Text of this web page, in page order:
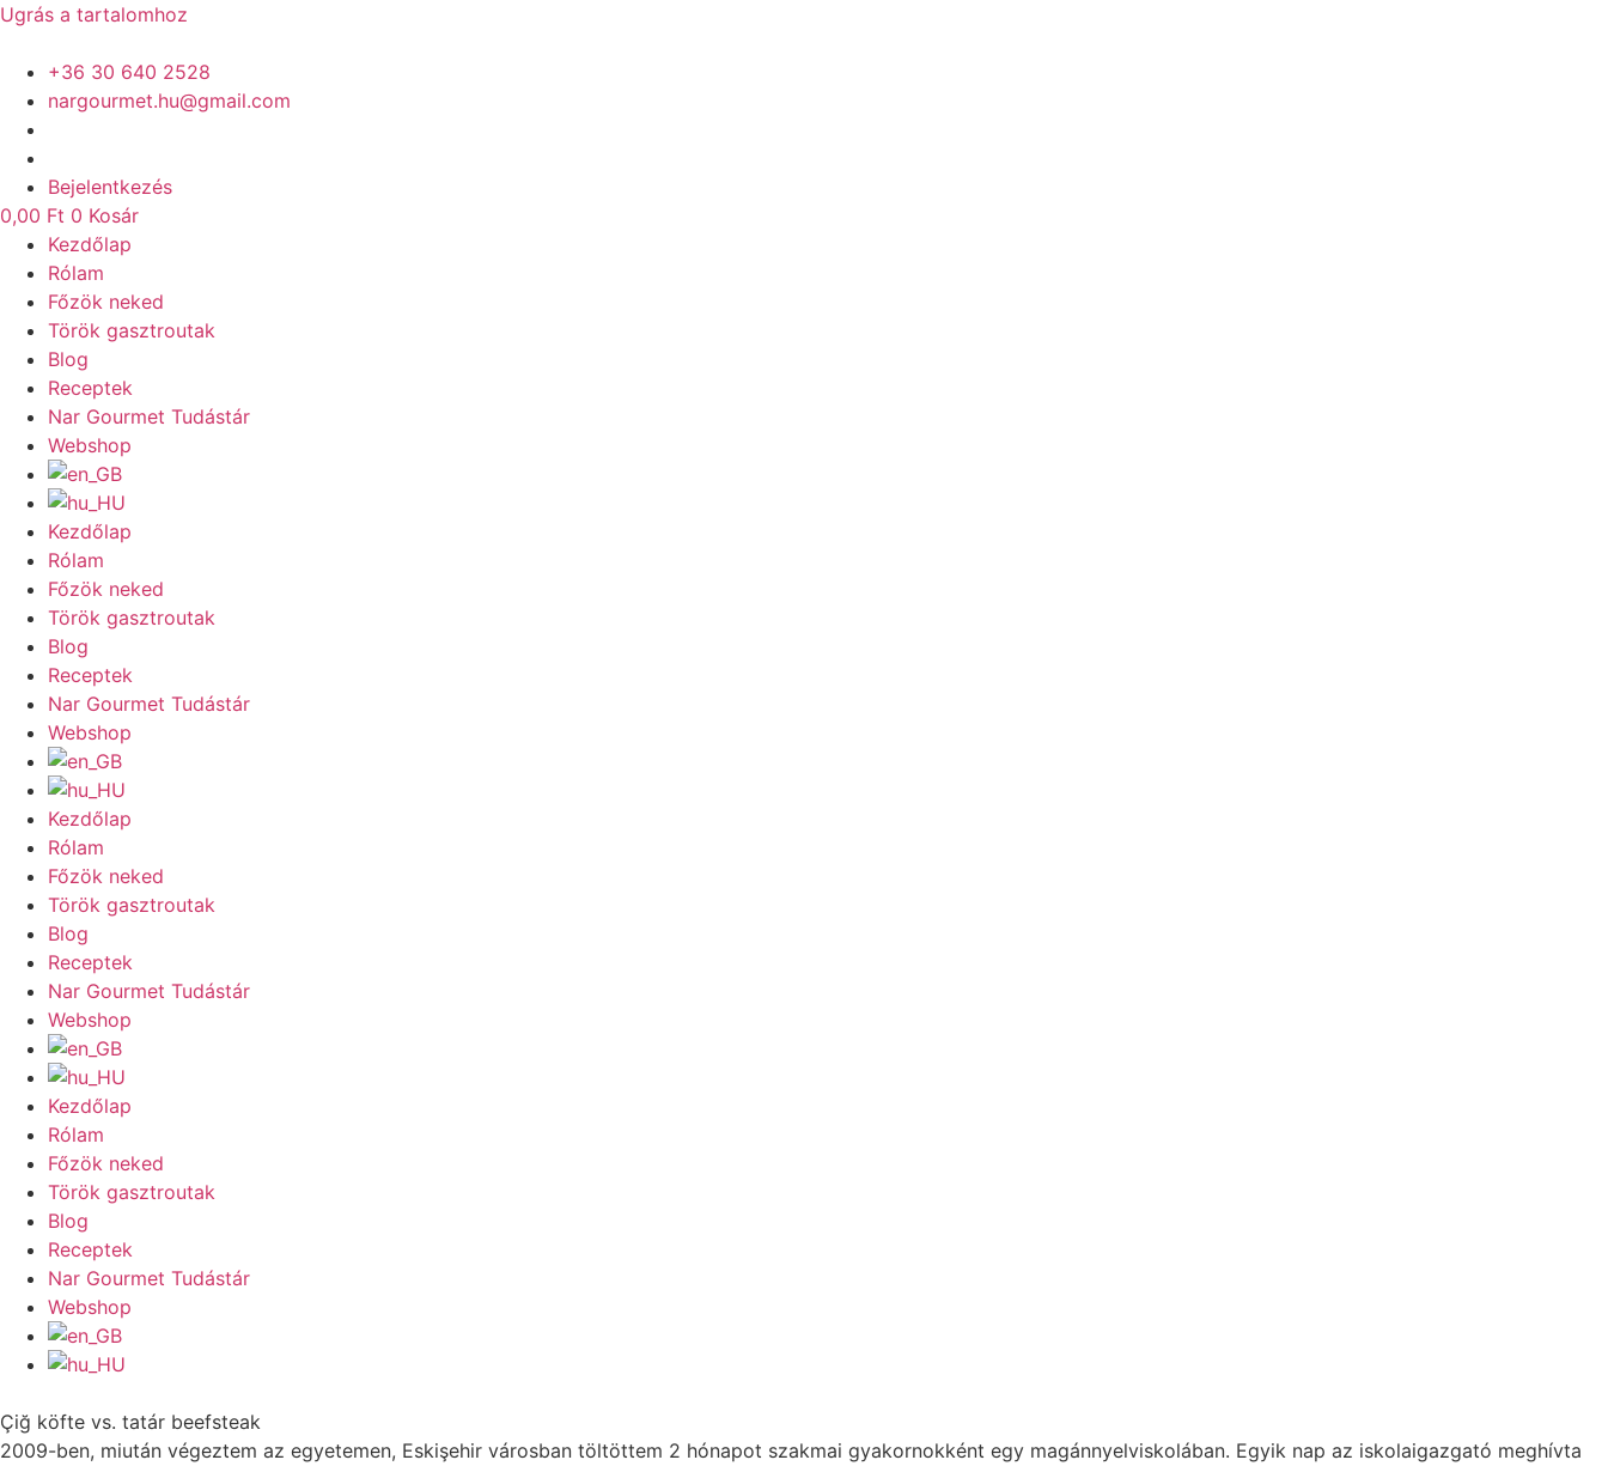
Ugrás a tartalomhoz
+36 30 640 2528
nargourmet.hu@gmail.com
Bejelentkezés
0,00 Ft 0 Kosár
Kezdőlap
Rólam
Főzök neked
Török gasztroutak
Blog
Receptek
Nar Gourmet Tudástár
Webshop
Kezdőlap
Rólam
Főzök neked
Török gasztroutak
Blog
Receptek
Nar Gourmet Tudástár
Webshop
Kezdőlap
Rólam
Főzök neked
Török gasztroutak
Blog
Receptek
Nar Gourmet Tudástár
Webshop
Kezdőlap
Rólam
Főzök neked
Török gasztroutak
Blog
Receptek
Nar Gourmet Tudástár
Webshop
Çiğ köfte vs. tatár beefsteak
2009-ben, miután végeztem az egyetemen, Eskişehir városban töltöttem 2 hónapot szakmai gyakornokként egy magánnyelviskolában. Egyik nap az iskolaigazgató meghívta